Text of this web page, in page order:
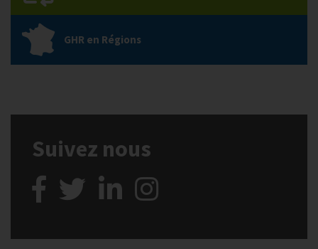
GHR en Régions
Suivez nous